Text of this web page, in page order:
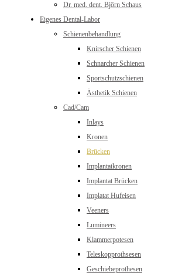
Dr. med. dent. Björn Schaus
Eigenes Dental-Labor
Schienenbehandlung
Knirscher Schienen
Schnarcher Schienen
Sportschutzschienen
Ästhetik Schienen
Cad/Cam
Inlays
Kronen
Brücken
Implantatkronen
Implantat Brücken
Implatat Hufeisen
Veeners
Lumineers
Klammerpotesen
Teleskopprothsesen
Geschiebeprothesen